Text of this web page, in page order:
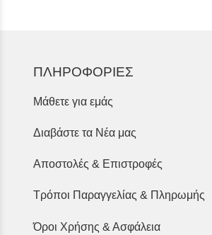
ΠΛΗΡΟΦΟΡΙΕΣ
Μάθετε για εμάς
Διαβάστε τα Νέα μας
Αποστολές & Επιστροφές
Τρόποι Παραγγελίας & Πληρωμής
Όροι Χρήσης & Ασφάλεια